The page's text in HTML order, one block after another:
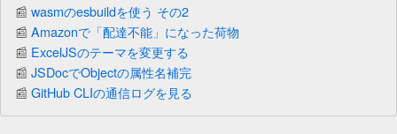
wasmのesbuildを使う その2
Amazonで「配達不能」になった荷物
ExcelJSのテーマを変更する
JSDocでObjectの属性名補完
GitHub CLIの通信ログを見る